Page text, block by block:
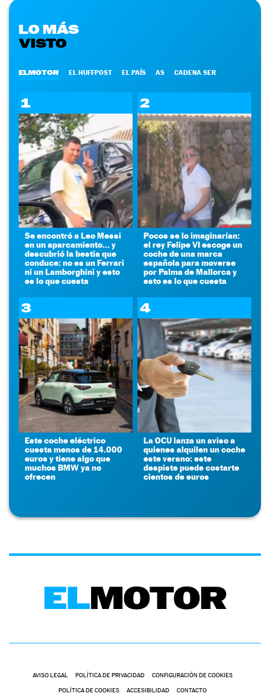
LO MÁS
VISTO
ELMOTOR EL HUFFPOST EL PAÍS AS CADENA SER
1
Se encontró a Leo Messi
en un aparcamiento... y
descubrió la bestia que
conduce: no es un Ferrari
ni un Lamborghini y esto
es lo que cuesta
2
Pocos se lo imaginarían:
el rey Felipe VI escoge un
coche de una marca
española para moverse
por Palma de Mallorca y
esto es lo que cuesta
3
Este coche eléctrico
cuesta menos de 14.000
euros y tiene algo que
muchos BMW ya no
ofrecen
4
La OCU lanza un aviso a
quienes alquilen un coche
este verano: este
despiste puede costarte
cientos de euros
AVISO LEGAL POLÍTICA DE PRIVACIDAD CONFIGURACIÓN DE COOKIES
POLÍTICA DE COOKIES ACCESIBILIDAD CONTACTO